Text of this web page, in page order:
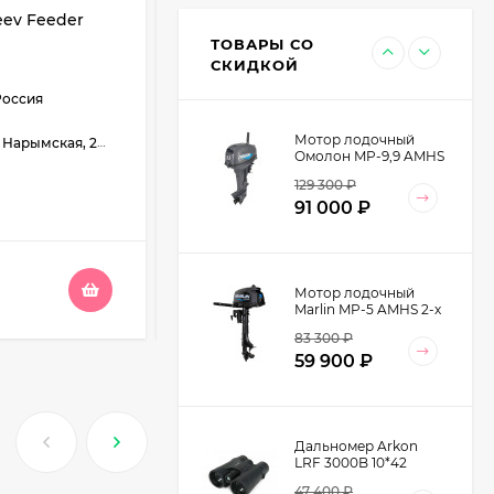
Feeder
ул. Республиканская, 61, Бийск, ул. Больничный взвоз, 8, Бердск, ул. Ленина, 89
прозрачная
Тип товара:
Разрывная нагрузка: 3.95 кг, 4.9 кг, 6 кг, 7.5 кг, 11.5 кг, 13.5 кг, 16.5 кг
Материал:
Монофил (нейлон, полиамид)
В НАЛИЧИИ
₽
ТОВАРЫ СО
СКИДКОЙ8 990
Мотор лодочный
Омолон MP-9,9 AMHS
129 300₽
91 000 ₽
Мотор лодочный
Marlin MP-5 AMHS 2-х
83 300₽
59 900 ₽
Дальномер Arkon
LRF 3000B 10*42